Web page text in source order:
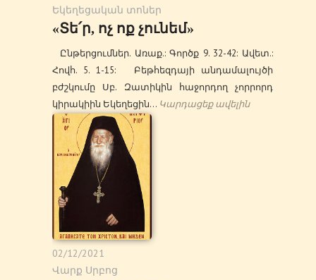
Եկեղեցական տոներ
«Տե՛ր, ոչ ոք չունեմ»
Ընթերցումներ. Առաք.: Գործք 9. 32-42: Ավետ.:
Հովհ. 5. 1-15: Բեթհեզդայի անդամալույծի
բժշկումը Սբ. Զատիկին հաջորդող չորրորդ
կիրակիին Եկեղեցին… Կարդացեք ավելին
02/12/2021
Վարք Սրբոց